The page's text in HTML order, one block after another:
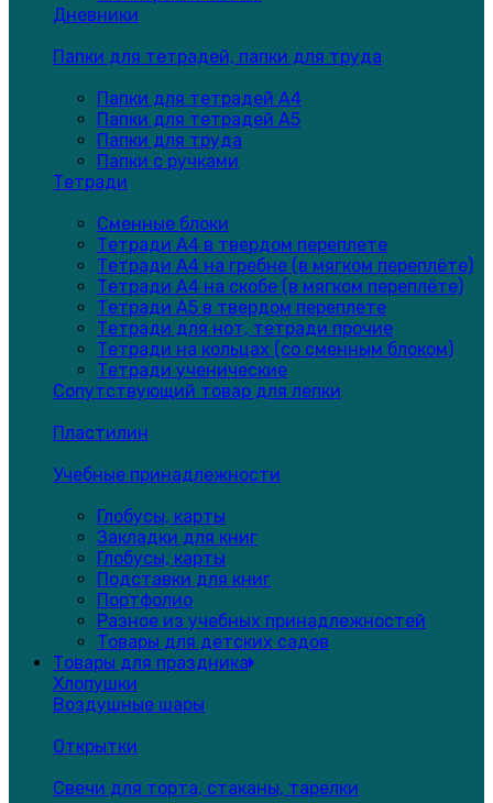
Дневники
Папки для тетрадей, папки для труда
Папки для тетрадей А4
Папки для тетрадей А5
Папки для труда
Папки с ручками
Тетради
Сменные блоки
Тетради А4 в твердом переплете
Тетради А4 на гребне (в мягком переплёте)
Тетради А4 на скобе (в мягком переплёте)
Тетради А5 в твердом переплете
Тетради для нот, тетради прочие
Тетради на кольцах (со сменным блоком)
Тетради ученические
Сопутствующий товар для лепки
Пластилин
Учебные принадлежности
Глобусы, карты
Закладки для книг
Глобусы, карты
Подставки для книг
Портфолио
Разное из учебных принадлежностей
Товары для детских садов
Товары для праздника
Хлопушки
Воздушные шары
Открытки
Свечи для торта, стаканы, тарелки